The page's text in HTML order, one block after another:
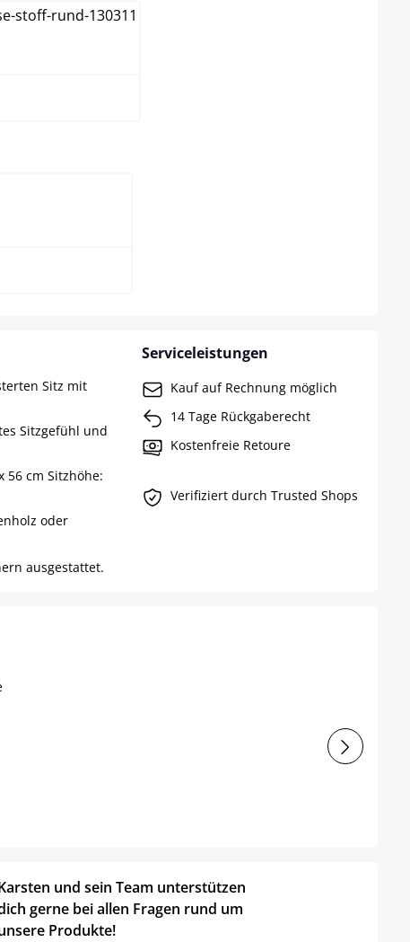
Sitz mit
Sitzgefühl und
56 cm Sitzhöhe:
oder
ausgestattet.
Serviceleistungen
Kauf auf Rechnung möglich
14 Tage Rückgaberecht
Kostenfreie Retoure
Verifiziert durch Trusted Shops
und sein Team unterstützen
gerne bei allen Fragen rund um
Produkte!